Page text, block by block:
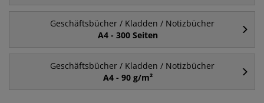
Geschäftsbücher / Kladden / Notizbücher
A4 - 300 Seiten
Geschäftsbücher / Kladden / Notizbücher
A4 - 90 g/m²